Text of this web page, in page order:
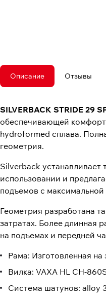
Описание Отзывы
SILVERBACK STRIDE 29
обеспечивающей
hydroformed сплава.
геометрия.
Silverback устанавливает
использовании и
подъемов с
Геометрия разработана
затратах. Более длинная
на подъемах и передней
Рама: Изготовленная
Вилка: VAXA HL CH-
Система шатунов: alloy